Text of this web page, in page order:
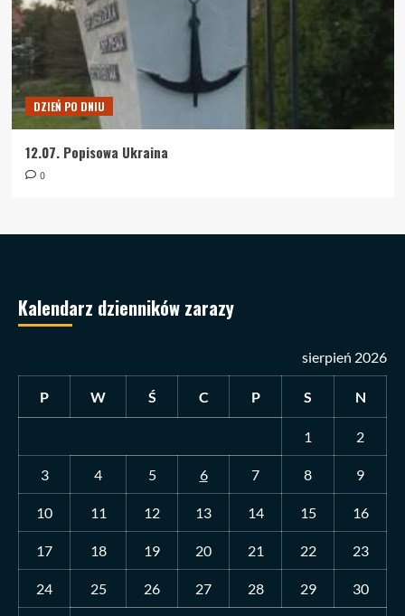
DZIEŃ PO DNIU
12.07. Popisowa Ukraina
0
Kalendarz dzienników zarazy
sierpień 2026
P W Ś C P S N
1 2
3 4 5 6 7 8 9
10 11 12 13 14 15 16
17 18 19 20 21 22 23
24 25 26 27 28 29 30